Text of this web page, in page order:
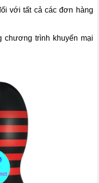
với tất cả các đơn hàng
chương trình khuyến mại